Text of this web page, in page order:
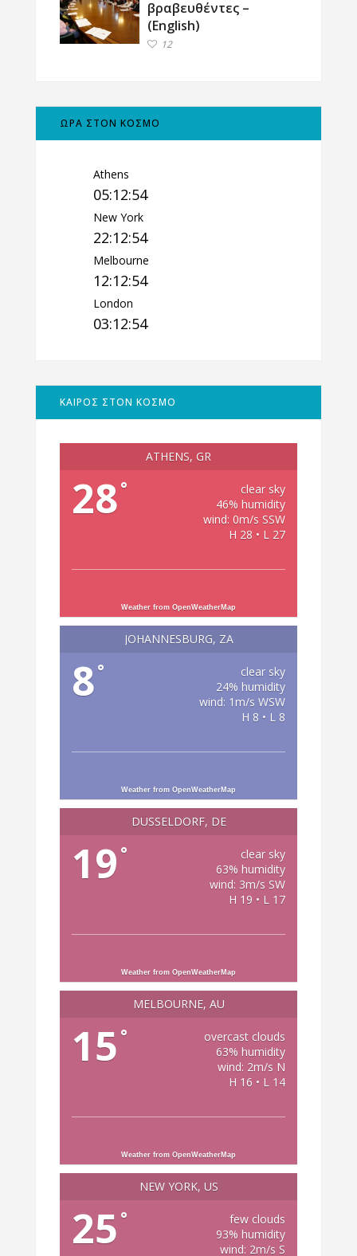
βραβευθέντες –
(English)
12
ΩΡΑ ΣΤΟΝ ΚΟΣΜΟ
Athens
05:12:55
New York
22:12:55
Melbourne
12:12:55
London
03:12:55
ΚΑΙΡΟΣ ΣΤΟΝ ΚΟΣΜΟ
ATHENS, GR
28°
clear sky
46% humidity
wind: 0m/s SSW
H 28 • L 27
Weather from OpenWeatherMap
JOHANNESBURG, ZA
8°
clear sky
24% humidity
wind: 1m/s WSW
H 8 • L 8
Weather from OpenWeatherMap
DÜSSELDORF, DE
19 °
clear sky
63% humidity
wind: 3m/s SW
H 19 • L 17
Weather from OpenWeatherMap
MELBOURNE, AU
15 °
overcast clouds
63% humidity
wind: 2m/s N
H 16 • L 14
Weather from OpenWeatherMap
NEW YORK, US
25 °
few clouds
93% humidity
wind: 2m/s S